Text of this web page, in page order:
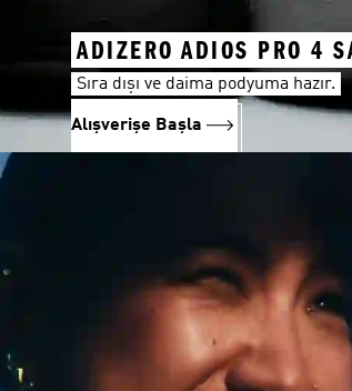
ADIZERO ADIOS PRO 4
Sıra dışı ve daima podyuma hazır.
Alışverişe Başla